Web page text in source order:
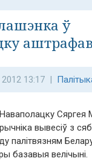
ў
2012 13:17 |
Сяргея
вывесіў з
палітвязням
базавыя велічыні.